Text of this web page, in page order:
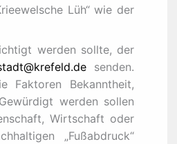
Lüh“ wie der
werden sollte, der
senden.
Faktoren Bekanntheit,
werden sollen
Wirtschaft oder
„Fußabdruck“